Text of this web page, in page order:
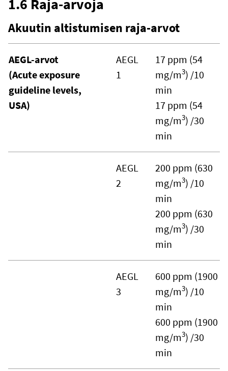
1.6 Raja-arvoja
Akuutin altistumisen raja-arvot
AEGL-arvot
(Acute exposure
guideline levels,
USA)
AEGL
1
17 ppm (54
mg/m3) /10
min
17 ppm (54
mg/m3) /30
min
AEGL
2
200 ppm (630
mg/m3) /10
min
200 ppm (630
mg/m3) /30
min
AEGL
3
600 ppm (1900
mg/m3) /10
min
600 ppm (1900
mg/m3) /30
min